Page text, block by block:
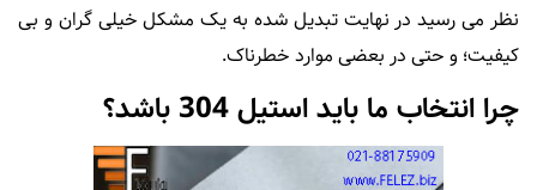
نظر می رسید در نهایت تبدیل شده به یک مشکل خیلی گران و بی
کیفیت؛ و حتی در بعضی موارد خطرناک.
چرا انتخاب ما باید استیل 304 باشد؟